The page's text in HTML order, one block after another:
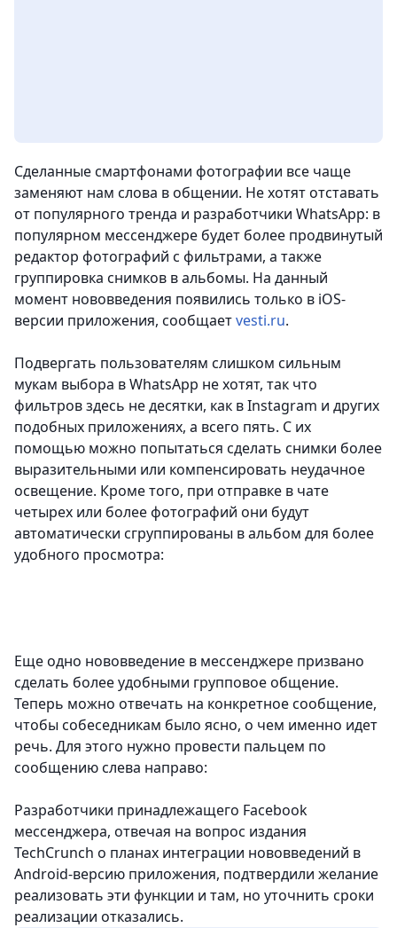
Сделанные смартфонами фотографии все чаще
заменяют нам слова в общении. Не хотят отставать
от популярного тренда и разработчики WhatsApp: в
популярном мессенджере будет более продвинутый
редактор фотографий с фильтрами, а также
группировка снимков в альбомы. На данный
момент нововведения появились только в iOS-
версии приложения, сообщаетvesti.ru.
Подвергать пользователям слишком сильным
мукам выбора в WhatsApp не хотят, так что
фильтров здесь не десятки, как в Instagram и других
подобных приложениях, а всего пять. С их
помощью можно попытаться сделать снимки более
выразительными или компенсировать неудачное
освещение. Кроме того, при отправке в чате
четырех или более фотографий они будут
автоматически сгруппированы в альбом для более
удобного просмотра:
Еще одно нововведение в мессенджере призвано
сделать более удобными групповое общение.
Теперь можно отвечать на конкретное сообщение,
чтобы собеседникам было ясно, о чем именно идет
речь. Для этого нужно провести пальцем по
сообщению слева направо:
Разработчики принадлежащего Facebook
мессенджера, отвечая на вопрос издания
TechCrunch о планах интеграции нововведений в
Android-версию приложения, подтвердили желание
реализовать эти функции и там, но уточнить сроки
реализации отказались.